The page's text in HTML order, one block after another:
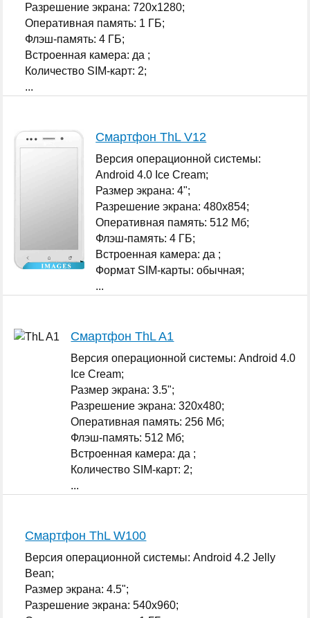
Разрешение экрана: 720x1280;
Оперативная память: 1 ГБ;
Флэш-память: 4 ГБ;
Встроенная камера: да ;
Количество SIM-карт: 2;
...
Смартфон ThL V12
Версия операционной системы:
Android 4.0 Ice Cream;
Размер экрана: 4";
Разрешение экрана: 480x854;
Оперативная память: 512 Мб;
Флэш-память: 4 ГБ;
Встроенная камера: да ;
Формат SIM-карты: обычная;
...
Смартфон ThL A1
Версия операционной системы: Android 4.0
Ice Cream;
Размер экрана: 3.5";
Разрешение экрана: 320x480;
Оперативная память: 256 Мб;
Флэш-память: 512 Мб;
Встроенная камера: да ;
Количество SIM-карт: 2;
...
Смартфон ThL W100
Версия операционной системы: Android 4.2 Jelly
Bean;
Размер экрана: 4.5";
Разрешение экрана: 540x960;